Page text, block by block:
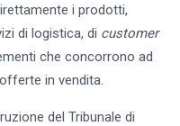
i prodotti,
di logistica, di customer
che concorrono ad
in vendita.
del Tribunale di